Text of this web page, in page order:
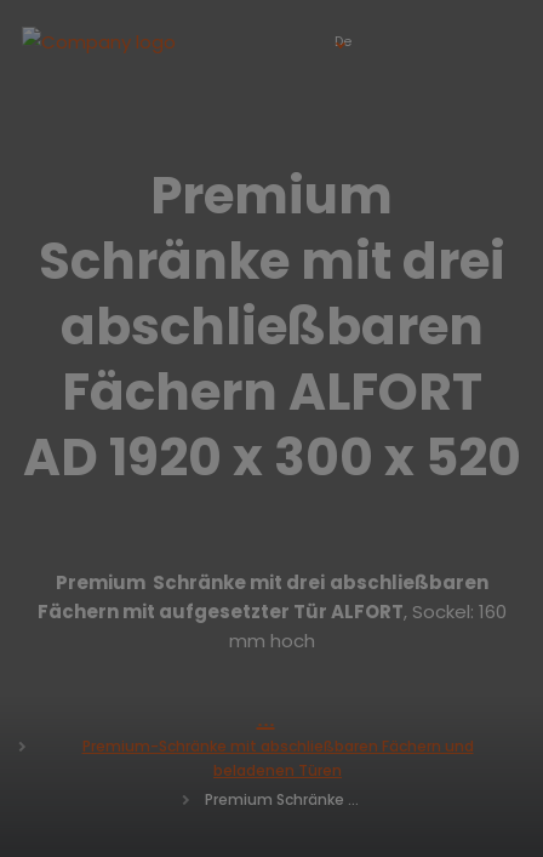
De
Premium
Schränke mit drei
abschließbaren
Fächern ALFORT
AD 1920 x 300 x 520
Premium Schränke mit drei abschließbaren
Fächern mit aufgesetzter Tür ALFORT, Sockel: 160
mm hoch
H
o
Premium-Schränke mit abschließbaren Fächern und
beladenen Türen
Premium Schränke mit drei abschließbaren Fächern ALFORT AD 1920 x 300 x 520